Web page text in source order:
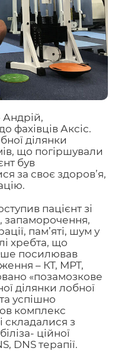
фахівців Аксіс.
ділянки
що погіршували
був
за своє здоров’я,
пацієнт зі
запаморочення,
пам’яті, шум у
хребта, що
посилював
– КТ, МРТ,
«позамозкове
ділянки лобної
успішно
комплекс
складалися з
ційної
DNS терапії.